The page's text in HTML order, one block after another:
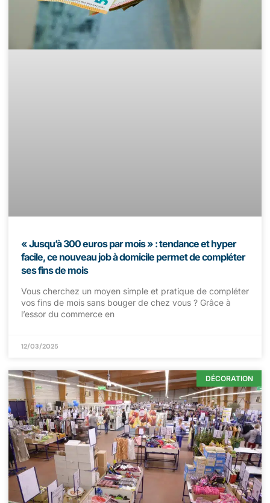
« Jusqu’à 300 euros par mois » : tendance et hyper
facile, ce nouveau job à domicile permet de compléter
ses fins de mois
Vous cherchez un moyen simple et pratique de compléter
vos fins de mois sans bouger de chez vous ? Grâce à
l’essor du commerce en
12/03/2025
DÉCORATION